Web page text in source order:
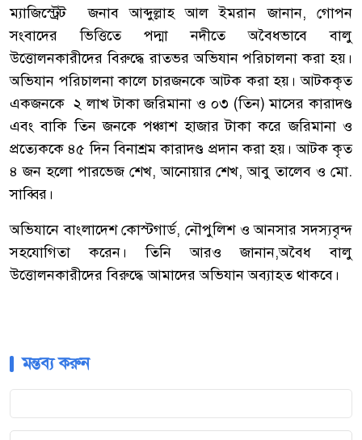
ম্যাজিস্ট্রেট জনাব আব্দুল্লাহ আল ইমরান জানান, গোপন
সংবাদের ভিত্তিতে পদ্মা নদীতে অবৈধভাবে বালু
উত্তোলনকারীদের বিরুদ্ধে রাতভর অভিযান পরিচালনা করা হয়।
অভিযান পরিচালনা কালে চারজনকে আটক করা হয়। আটককৃত
একজনকে ২ লাখ টাকা জরিমানা ও ০৩ (তিন) মাসের কারাদণ্ড
এবং বাকি তিন জনকে পঞ্চাশ হাজার টাকা করে জরিমানা ও
প্রত্যেককে ৪৫ দিন বিনাশ্রম কারাদণ্ড প্রদান করা হয়। আটক কৃত
৪ জন হলো পারভেজ শেখ, আনোয়ার শেখ, আবু তালেব ও মো.
সাব্বির।
অভিযানে বাংলাদেশ কোস্টগার্ড, নৌপুলিশ ও আনসার সদস্যবৃন্দ
সহযোগিতা করেন। তিনি আরও জানান,অবৈধ বালু
উত্তোলনকারীদের বিরুদ্ধে আমাদের অভিযান অব্যাহত থাকবে।
মন্তব্য করুন